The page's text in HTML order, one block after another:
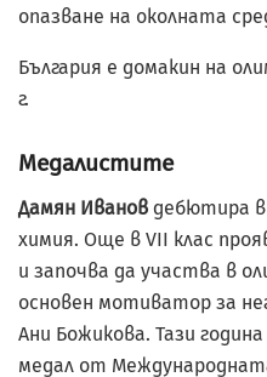
опазване на околната
България е домакин на
г.
Медалистите
Дамян Иванов дебютира в
химия. Още в VII клас
и започва да участва в
основен мотиватор за
Ани Божикова. Тази
медал от